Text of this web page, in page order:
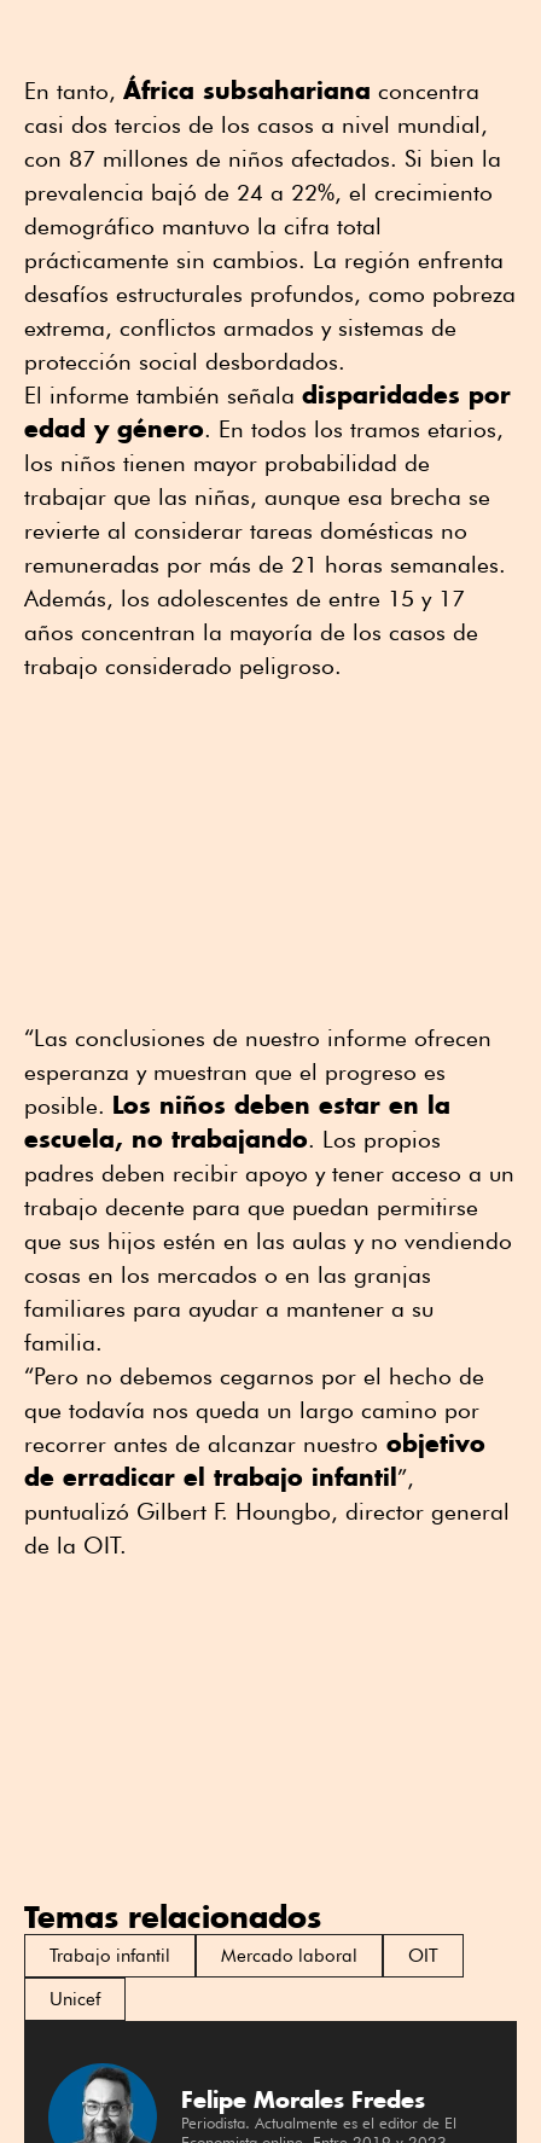
En tanto, África subsahariana concentra
casi dos tercios de los casos a nivel mundial,
con 87 millones de niños afectados. Si bien la
prevalencia bajó de 24 a 22%, el crecimiento
demográfico mantuvo la cifra total
prácticamente sin cambios. La región enfrenta
desafíos estructurales profundos, como pobreza
extrema, conflictos armados y sistemas de
protección social desbordados.
El informe también señala disparidades por
edad y género. En todos los tramos etarios,
los niños tienen mayor probabilidad de
trabajar que las niñas, aunque esa brecha se
revierte al considerar tareas domésticas no
remuneradas por más de 21 horas semanales.
Además, los adolescentes de entre 15 y 17
años concentran la mayoría de los casos de
trabajo considerado peligroso.
“Las conclusiones de nuestro informe ofrecen
esperanza y muestran que el progreso es
posible. Los niños deben estar en la
escuela, no trabajando. Los propios
padres deben recibir apoyo y tener acceso a un
trabajo decente para que puedan permitirse
que sus hijos estén en las aulas y no vendiendo
cosas en los mercados o en las granjas
familiares para ayudar a mantener a su
familia.
“Pero no debemos cegarnos por el hecho de
que todavía nos queda un largo camino por
recorrer antes de alcanzar nuestro objetivo
de erradicar el trabajo infantil ”,
puntualizó Gilbert F. Houngbo, director general
de la OIT.
Temas relacionados
Trabajo infantil Mercado laboral
OIT
Unicef
Felipe Morales Fredes
Periodista. Actualmente es el editor de El